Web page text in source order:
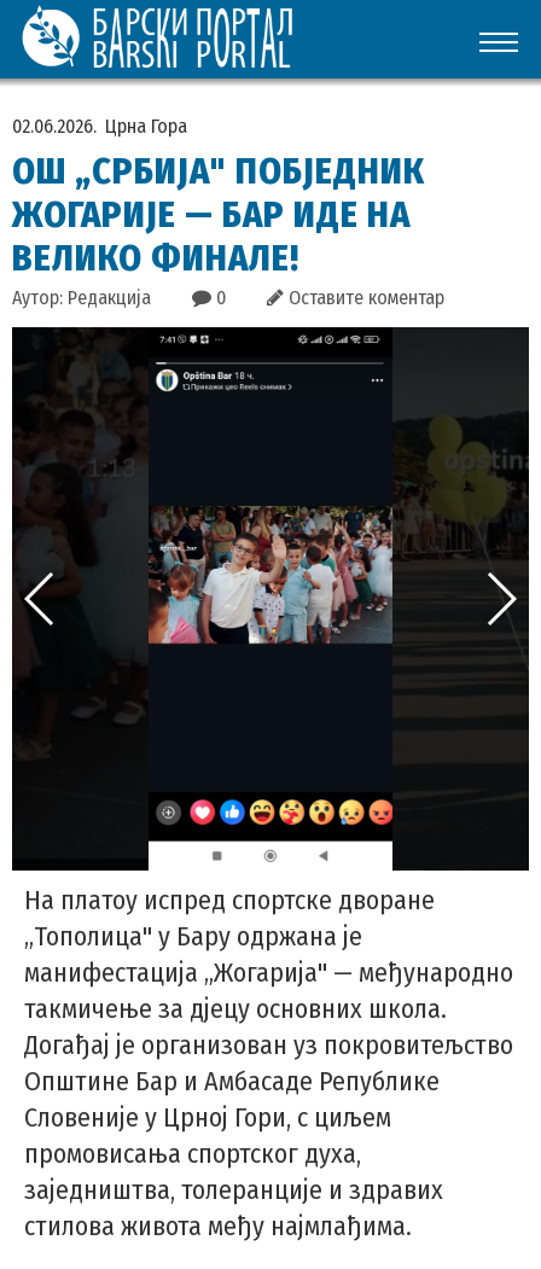
02.06.2026. Црна Гора
ОШ „СРБИЈА" ПОБЈЕДНИК
ЖОГАРИЈЕ — БАР ИДЕ НА
ВЕЛИКО ФИНАЛЕ!
Аутор: Редакција 0 Оставите коментар
На платоу испред спортске дворане
„Тополица" у Бару одржана је
манифестација „Жогарија" — међународно
такмичење за дјецу основних школа.
Догађај је организован уз покровитељство
Општине Бар и Амбасаде Републике
Словеније у Црној Гори, с циљем
промовисања спортског духа,
заједништва, толеранције и здравих
стилова живота међу најмлађима.